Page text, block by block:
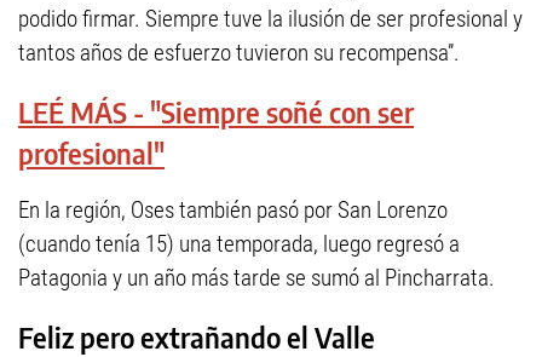
podido firmar. Siempre tuve la ilusión de ser profesional y
tantos años de esfuerzo tuvieron su recompensa”.
LEÉ MÁS - "Siempre soñé con ser
profesional"
En la región, Oses también pasó por San Lorenzo
(cuando tenía 15) una temporada, luego regresó a
Patagonia y un año más tarde se sumó al Pincharrata.
Feliz pero extrañando el Valle